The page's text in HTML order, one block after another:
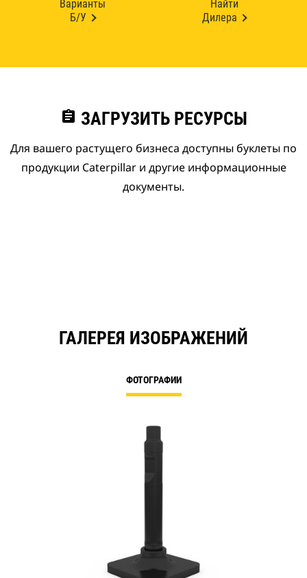
Варианты
Б/У
Найти
Дилера
assignment ЗАГРУЗИТЬ РЕСУРСЫ
Для вашего растущего бизнеса доступны буклеты по
продукции Caterpillar и другие информационные
документы.
ГАЛЕРЕЯ ИЗОБРАЖЕНИЙ
ФОТОГРАФИИ